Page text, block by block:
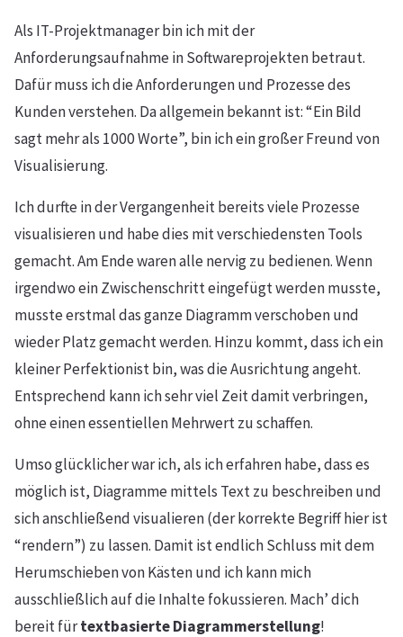
Als IT-Projektmanager bin ich mit der
Anforderungsaufnahme in Softwareprojekten betraut.
Dafür muss ich die Anforderungen und Prozesse des
Kunden verstehen. Da allgemein bekannt ist: “Ein Bild
sagt mehr als 1000 Worte”, bin ich ein großer Freund von
Visualisierung.
Ich durfte in der Vergangenheit bereits viele Prozesse
visualisieren und habe dies mit verschiedensten Tools
gemacht. Am Ende waren alle nervig zu bedienen. Wenn
irgendwo ein Zwischenschritt eingefügt werden musste,
musste erstmal das ganze Diagramm verschoben und
wieder Platz gemacht werden. Hinzu kommt, dass ich ein
kleiner Perfektionist bin, was die Ausrichtung angeht.
Entsprechend kann ich sehr viel Zeit damit verbringen,
ohne einen essentiellen Mehrwert zu schaffen.
Umso glücklicher war ich, als ich erfahren habe, dass es
möglich ist, Diagramme mittels Text zu beschreiben und
sich anschließend visualieren (der korrekte Begriff hier ist
“rendern”) zu lassen. Damit ist endlich Schluss mit dem
Herumschieben von Kästen und ich kann mich
ausschließlich auf die Inhalte fokussieren. Mach’ dich
bereit fürtextbasierte Diagrammerstellung!